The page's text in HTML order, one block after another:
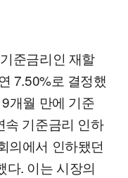
준금리인 재할
7.50%로 결정했
개월 만에 기준
속 기준금리 인하
의에서 인하됐던
다. 이는 시장의